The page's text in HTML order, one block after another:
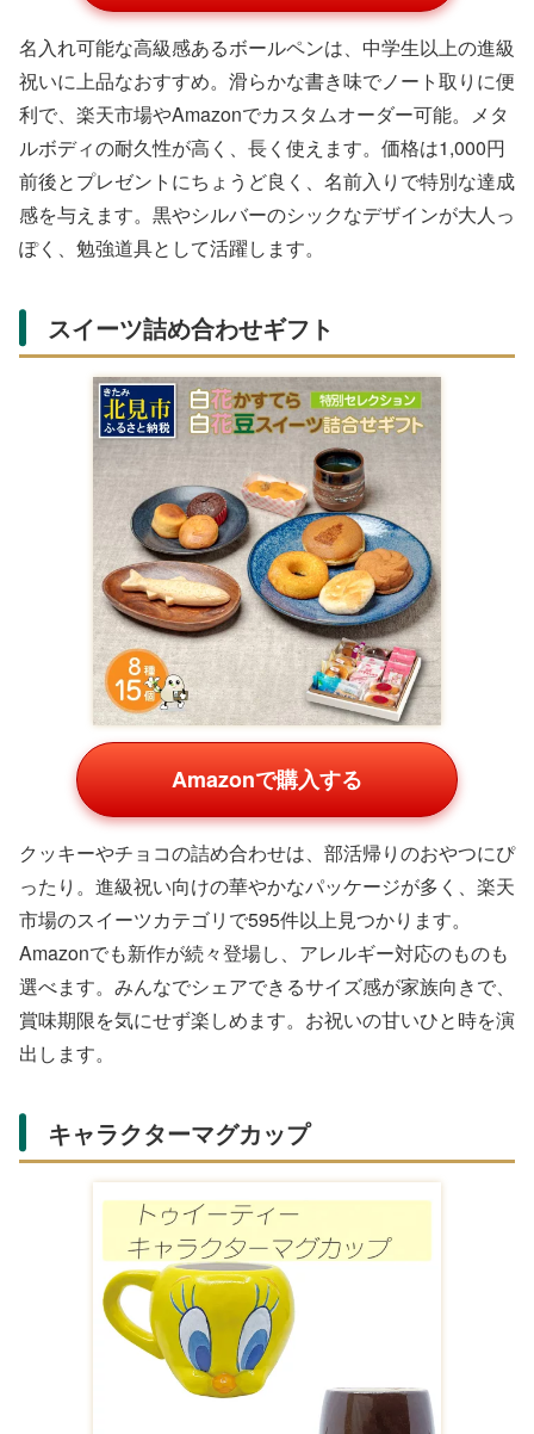
名入れ可能な高級感あるボールペンは、中学生以上の進級
祝いに上品なおすすめ。滑らかな書き味でノート取りに便
利で、楽天市場やAmazonでカスタムオーダー可能。メタ
ルボディの耐久性が高く、長く使えます。価格は1,000円
前後とプレゼントにちょうど良く、名前入りで特別な達成
感を与えます。黒やシルバーのシックなデザインが大人っ
ぽく、勉強道具として活躍します。
スイーツ詰め合わせギフト
Amazonで購入する
クッキーやチョコの詰め合わせは、部活帰りのおやつにぴ
ったり。進級祝い向けの華やかなパッケージが多く、楽天
市場のスイーツカテゴリで595件以上見つかります。
Amazonでも新作が続々登場し、アレルギー対応のものも
選べます。みんなでシェアできるサイズ感が家族向きで、
賞味期限を気にせず楽しめます。お祝いの甘いひと時を演
出します。
キャラクターマグカップ